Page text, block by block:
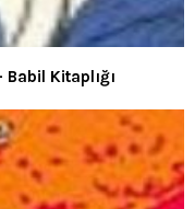
Kitaplığı